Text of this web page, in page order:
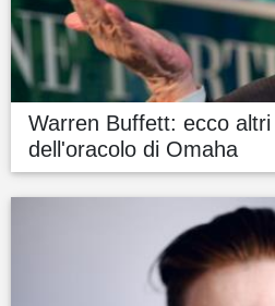
Warren Buffett: ecco
dell'oracolo di Omaha